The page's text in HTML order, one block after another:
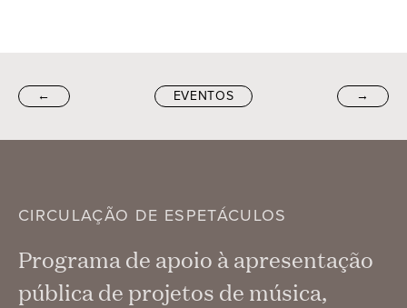
← EVENTOS →
CIRCULAÇÃO DE ESPETÁCULOS
Programa de apoio à apresentação
pública de projetos de música,